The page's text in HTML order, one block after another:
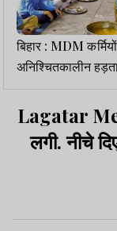
बिहार : MDM
अनिश्चितकालीन
से
Lagatar
लगी. नीचे